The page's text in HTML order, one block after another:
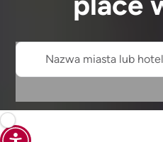
Nazwa miasta lub